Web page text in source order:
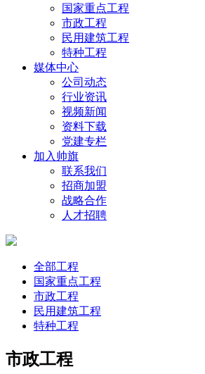
国家重点工程
市政工程
民用建筑工程
特种工程
媒体中心
公司动态
行业资讯
视频新闻
资料下载
党建专栏
加入帅旗
联系我们
招商加盟
战略合作
人才招聘
全部工程
国家重点工程
市政工程
民用建筑工程
特种工程
市政工程